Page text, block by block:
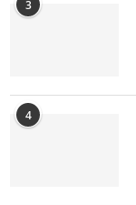
3
4